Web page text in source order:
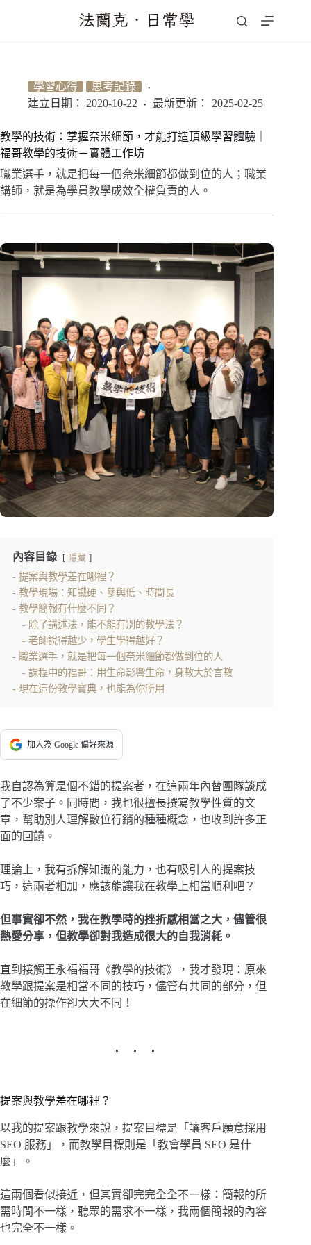
學習心得
思考記錄
建立日期：
2020-10-22 最新更新： 2025-02-25
教學的技術：掌握奈米細節，才能打造頂級學習體驗｜
福哥教學的技術－實體工作坊
職業選手，就是把每一個奈米細節都做到位的人；職業
講師，就是為學員教學成效全權負責的人。
內容目錄 隱藏
提案與教學差在哪裡？
教學現場：知識硬、參與低、時間長
教學簡報有什麼不同？
除了講述法，能不能有別的教學法？
老師說得越少，學生學得越好？
職業選手，就是把每一個奈米細節都做到位的人
課程中的福哥：用生命影響生命，身教大於言教
現在這份教學寶典，也能為你所用
加入為 Google 偏好來源
我自認為算是個不錯的提案者，在這兩年內替團隊談成
了不少案子。同時間，我也很擅長撰寫教學性質的文
章，幫助別人理解數位行銷的種種概念，也收到許多正
面的回饋。
理論上，我有拆解知識的能力，也有吸引人的提案技
巧，這兩者相加，應該能讓我在教學上相當順利吧？
但事實卻不然，我在教學時的挫折感相當之大，儘管很
熱愛分享，但教學卻對我造成很大的自我消耗。
直到接觸王永福福哥《教學的技術》，我才發現：原來
教學跟提案是相當不同的技巧，儘管有共同的部分，但
在細節的操作卻大大不同！
提案與教學差在哪裡？
以我的提案跟教學來說，提案目標是「讓客戶願意採用
SEO 服務」，而教學目標則是「教會學員 SEO 是什
麼」。
這兩個看似接近，但其實卻完完全全不一樣：簡報的所
需時間不一樣，聽眾的需求不一樣，我兩個簡報的內容
也完全不一樣。